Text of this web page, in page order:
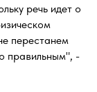
речь идет о
перестанем
правильным", -